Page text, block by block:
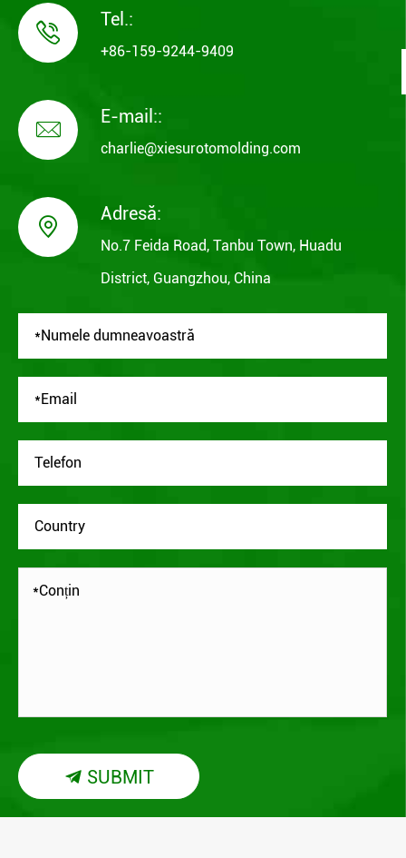
 Tel.:
+86-159-9244-9409
 E-mail::
charlie@xiesurotomolding.com
 Adresă:
No.7 Feida Road, Tanbu Town, Huadu
District, Guangzhou, China
 SUBMIT